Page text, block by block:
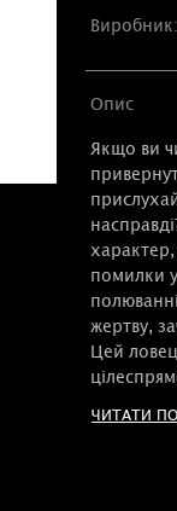
Виробник:
Опис
Якщо ви
помилки у
жертву,
Цей
ЧИТАТИ